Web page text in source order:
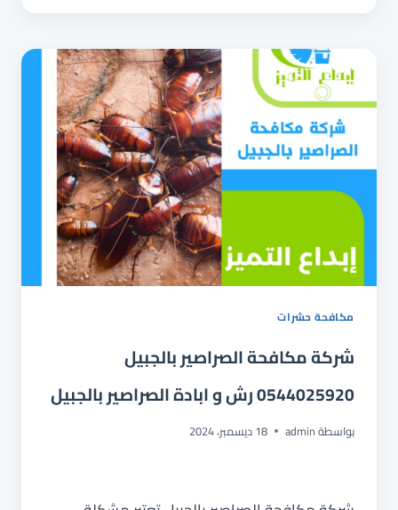
و
ابادة
الصراصير
بالقطيف
مكافحة حشرات
شركة مكافحة الصراصير بالجبيل
0544025920 رش و ابادة الصراصير بالجبيل
بواسطةadmin 18 ديسمبر، 2024